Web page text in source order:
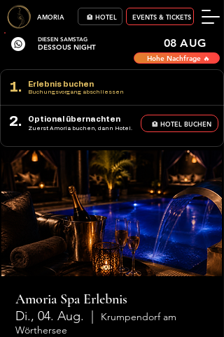
AMORIA 🏨 HOTEL EVENTS & TICKETS
DIESEN SAMSTAG
DESSOUS NIGHT 08 AUG
Hohe Nachfrage 🔥
1. Erlebnis buchen
Buchungsvorgang abschliessen
2. Optional übernachten
Zuerst Amoria buchen, dann Hotel.
🏨 HOTEL BUCHEN
Amoria Spa Erlebnis
Di., 04. Aug.
Krumpendorf am
Wörthersee